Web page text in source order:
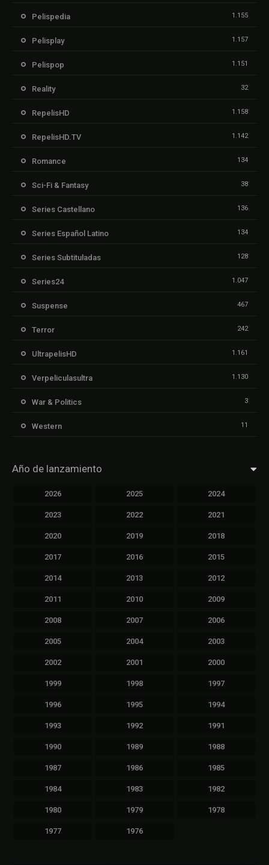
Pelispedia 1.155
Pelisplay 1.157
Pelispop 1.151
Reality 32
RepelisHD 1.158
RepelisHD.TV 1.142
Romance 134
Sci-Fi & Fantasy 38
Series Castellano 136
Series Español Latino 134
Series Subtituladas 128
Series24 1.047
Suspense 467
Terror 242
UltrapelisHD 1.161
Verpeliculasultra 1.130
War & Politics 3
Western 11
Año de lanzamiento
2026 2025 2024
2023 2022 2021
2020 2019 2018
2017 2016 2015
2014 2013 2012
2011 2010 2009
2008 2007 2006
2005 2004 2003
2002 2001 2000
1999 1998 1997
1996 1995 1994
1993 1992 1991
1990 1989 1988
1987 1986 1985
1984 1983 1982
1980 1979 1978
1977 1976